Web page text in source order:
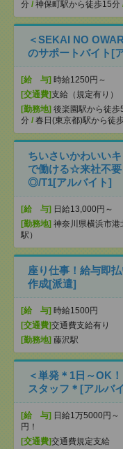
分 / 神保町駅から徒歩15分
＜SEKAI NO
のサポートバイト[
[給 与] 時給1250円～
[交通費]支給（規定有り）
[勤務地] 後楽園駅から徒歩
分 / 春日(東京都)駅から徒
ちいさいかわいい
で働ける☆来社不要
◎/T1[アルバイト]
[給 与] 日給13,000円～
[勤務地] 神奈川県横浜市
駅）
座り仕事！給与即
作成[派遣]
[給 与] 時給1500円
[交通費]交通費支給有り
[勤務地] 藤沢駅
＜単発＊1日～OK
スタッフ＊[アルバ
[給 与] 日給1万5000円
円！
[交通費]交通費規定支給